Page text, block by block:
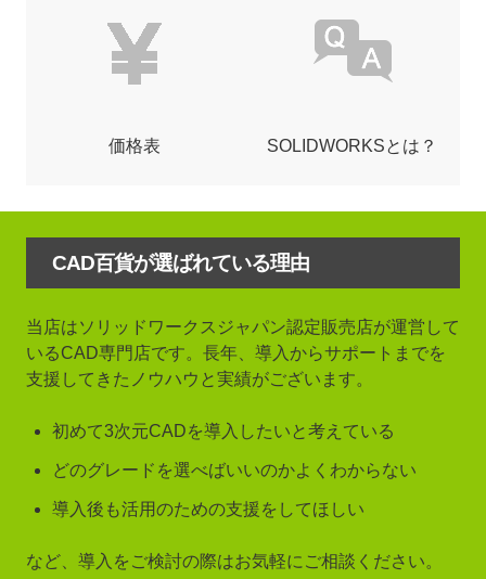
価格表 SOLIDWORKSとは？
CAD百貨が選ばれている理由
当店はソリッドワークスジャパン認定販売店が運営して
いるCAD専門店です。長年、導入からサポートまでを
支援してきたノウハウと実績がございます。
初めて3次元CADを導入したいと考えている
どのグレードを選べばいいのかよくわからない
導入後も活用のための支援をしてほしい
など、導入をご検討の際はお気軽にご相談ください。